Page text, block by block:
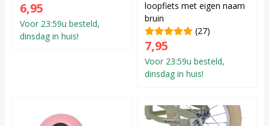
6,95
Voor 23:59u besteld,
dinsdag in huis!
loopfiets met eigen naam
bruin
(27)
7,95
Voor 23:59u besteld,
dinsdag in huis!